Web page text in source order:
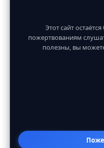
Этот сайт
пожертвованиям
полезны, вы